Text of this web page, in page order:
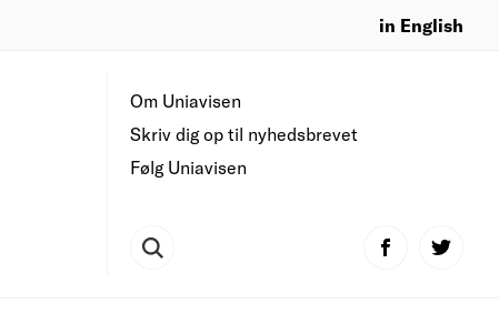
in English
Om Uniavisen
Skriv dig op til nyhedsbrevet
Følg Uniavisen